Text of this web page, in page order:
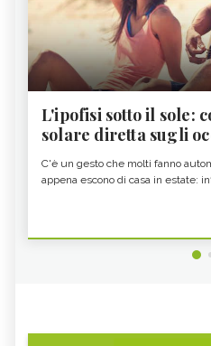
L'ipofisi sotto il sole:
solare diretta sugli
C'è un gesto che molti fanno
appena escono di casa in estate: